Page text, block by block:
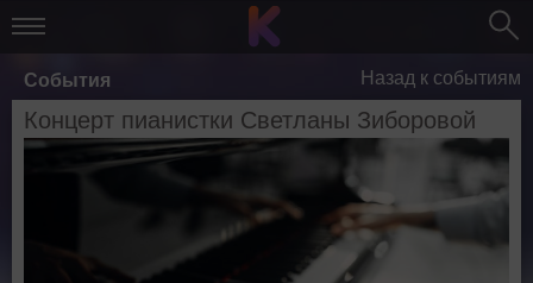
События Назад к событиям
Концерт пианистки Светланы Зиборовой